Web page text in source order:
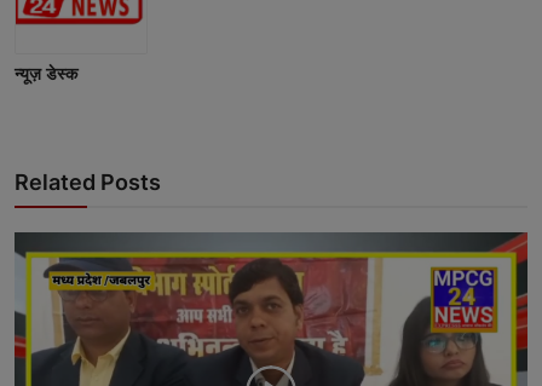
न्यूज़ डेस्क
Related Posts